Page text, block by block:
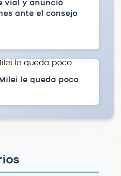
vial y anunció
ante el consejo
le queda poco